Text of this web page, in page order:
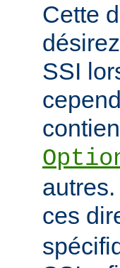
Cette
SSI
ces